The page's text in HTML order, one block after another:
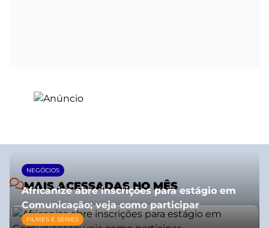
MAIS ACESSADAS NO MÊS
NEGÓCIOS
Africanize abre inscrições para estágio em
Comunicação; veja como participar
13/01/2026
FILMES E SÉRIES